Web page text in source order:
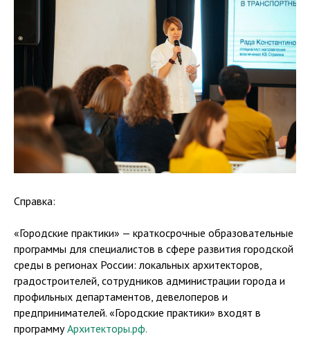
Справка:
«Городские практики» — краткосрочные образовательные
программы для специалистов в сфере развития городской
среды в регионах России: локальных архитекторов,
градостроителей, сотрудников администрации города и
профильных департаментов, девелоперов и
предпринимателей. «Городские практики» входят в
программуАрхитекторы.рф.